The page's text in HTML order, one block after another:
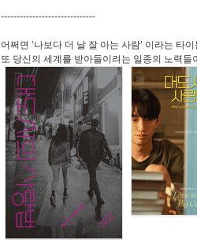
------------------------------
어쩌면 ‘나보다 더 날 잘 아는 사람‘ 이라는 타
또 당신의 세계를 받아들이려는 일종의 노력